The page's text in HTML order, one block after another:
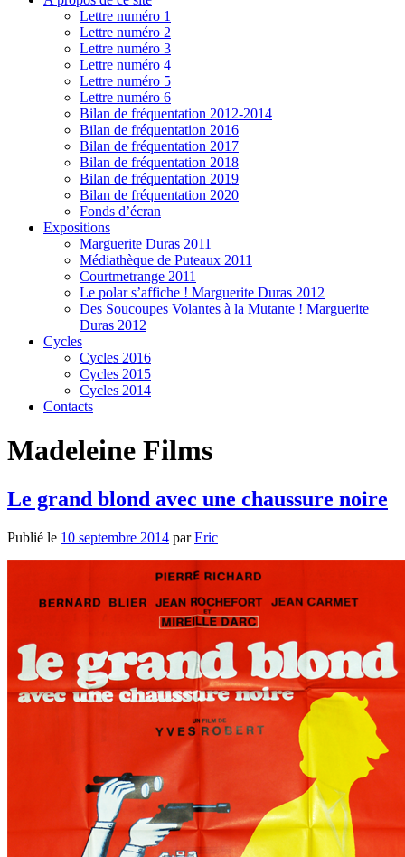
Lettre numéro 1
Lettre numéro 2
Lettre numéro 3
Lettre numéro 4
Lettre numéro 5
Lettre numéro 6
Bilan de fréquentation 2012-2014
Bilan de fréquentation 2016
Bilan de fréquentation 2017
Bilan de fréquentation 2018
Bilan de fréquentation 2019
Bilan de fréquentation 2020
Fonds d’écran
Expositions
Marguerite Duras 2011
Médiathèque de Puteaux 2011
Courtmetrange 2011
Le polar s’affiche ! Marguerite Duras 2012
Des Soucoupes Volantes à la Mutante ! Marguerite
Duras 2012
Cycles
Cycles 2016
Cycles 2015
Cycles 2014
Contacts
Madeleine Films
Le grand blond avec une chaussure noire
Publié le 10 septembre 2014 parEric